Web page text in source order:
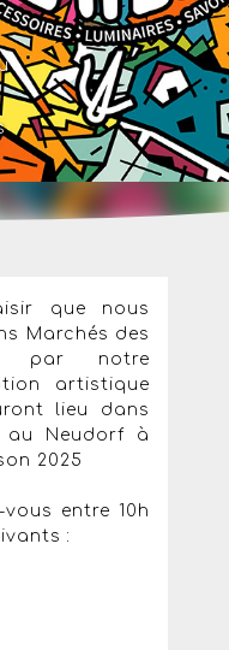
que nous
Marchés des
par notre
artistique
lieu dans
au Neudorf à
2025
entre 10h
: